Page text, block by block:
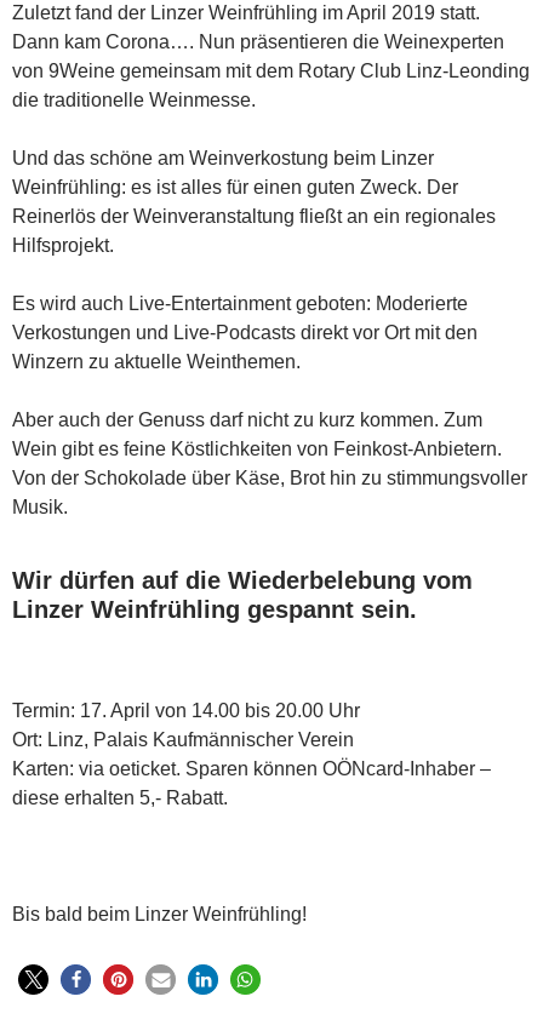
Zuletzt fand der Linzer Weinfrühling im April 2019 statt.
Dann kam Corona…. Nun präsentieren die Weinexperten
von 9Weine gemeinsam mit dem Rotary Club Linz-Leonding
die traditionelle Weinmesse.
Und das schöne am Weinverkostung beim Linzer
Weinfrühling: es ist alles für einen guten Zweck. Der
Reinerlös der Weinveranstaltung fließt an ein regionales
Hilfsprojekt.
Es wird auch Live-Entertainment geboten: Moderierte
Verkostungen und Live-Podcasts direkt vor Ort mit den
Winzern zu aktuelle Weinthemen.
Aber auch der Genuss darf nicht zu kurz kommen. Zum
Wein gibt es feine Köstlichkeiten von Feinkost-Anbietern.
Von der Schokolade über Käse, Brot hin zu stimmungsvoller
Musik.
Wir dürfen auf die Wiederbelebung vom
Linzer Weinfrühling gespannt sein.
Termin: 17. April von 14.00 bis 20.00 Uhr
Ort: Linz, Palais Kaufmännischer Verein
Karten: via oeticket. Sparen können OÖNcard-Inhaber –
diese erhalten 5,- Rabatt.
Bis bald beim Linzer Weinfrühling!